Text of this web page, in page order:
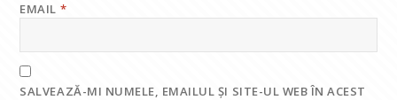
EMAIL *
SALVEAZĂ-MI NUMELE, EMAILUL ȘI SITE-UL WEB ÎN ACEST